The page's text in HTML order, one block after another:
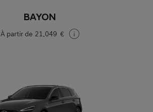
BAYON
À partir de 21.049 €